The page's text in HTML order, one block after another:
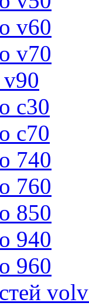
v60
v70
c30
c70
740
760
850
940
960